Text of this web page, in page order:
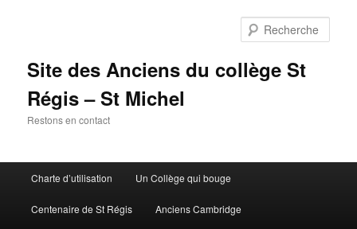
Site des Anciens du collège St
Régis – St Michel
Restons en contact
principal
Charte d’utilisation Un Collège qui bouge
Centenaire de St Régis Anciens Cambridge